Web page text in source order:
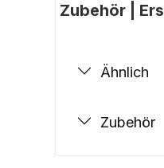
Zubehör |
Ähnlich
Zubehör